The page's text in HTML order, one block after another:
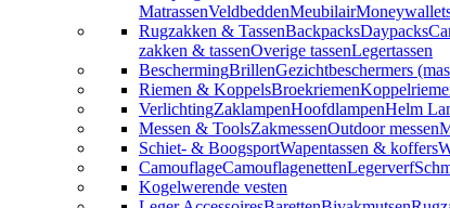
MatrassenVeldbeddenMeubilair
Rugzakken & TassenBackpacksDaypacks
zakken & tassenOverige tassenLegertassen
BeschermingBrillenGezichtbeschermers
Riemen & KoppelsBroekriemen
VerlichtingZaklampenHoofdlampenHelm
Messen & ToolsZakmessenOutdoor messen
Schiet- & BoogsportWapentassen & koffers
CamouflageCamouflagenettenLegerverf
Kogelwerende vesten